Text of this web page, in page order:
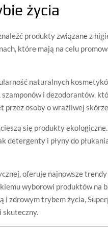
życia
produkty związane z
które mają na celu
naturalnych
i dezodorantów,
przez osoby o wrażliwej
się produkty
detergenty i płyny do
oferuje najnowsze
wyborowi produktów na
i zdrowym trybem życia,
skuteczny.